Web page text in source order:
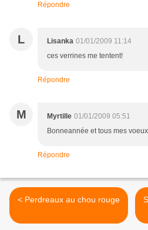
Répondre
L Lisanka 01/01/2009 11:14
ces verrines me tentent!
Répondre
M Myrtille 01/01/2009 05:51
Bonneannée et tous mes
Répondre
< Perdreaux au chou rouge